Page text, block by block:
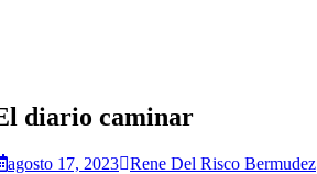
diario caminar
agosto 17, 2023 Rene Del Risco Bermudez